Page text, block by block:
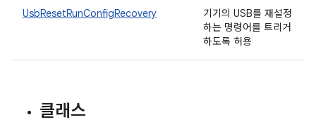
UsbResetRunConfigRecovery
기기의 USB를 재설정
하는 명령어를 트리거
하도록 허용
클래스